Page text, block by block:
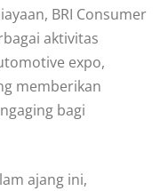
BRI Consumer
aktivitas
expo,
memberikan
bagi
ajang ini,